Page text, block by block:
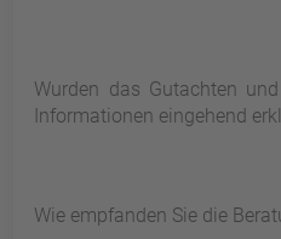
Wurden das Gutachten
Informationen eingehend
Wie empfanden Sie die